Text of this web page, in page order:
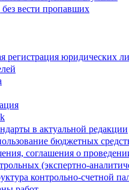
вести пропавших
регистрация юридических
в актуальной редакции
бюджетных
соглашения о
(экспертно-
контрольно-счетной